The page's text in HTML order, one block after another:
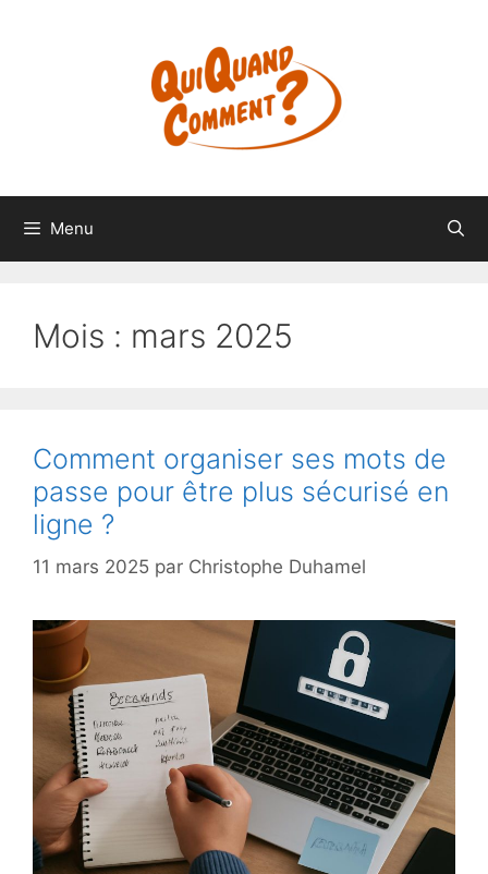
Menu
Mois : mars 2025
Comment organiser ses mots de
passe pour être plus sécurisé en
ligne ?
11 mars 2025 par Christophe Duhamel